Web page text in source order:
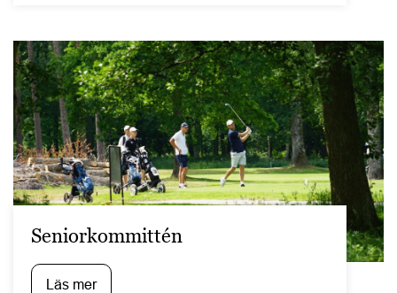
Seniorkommittén
Läs mer